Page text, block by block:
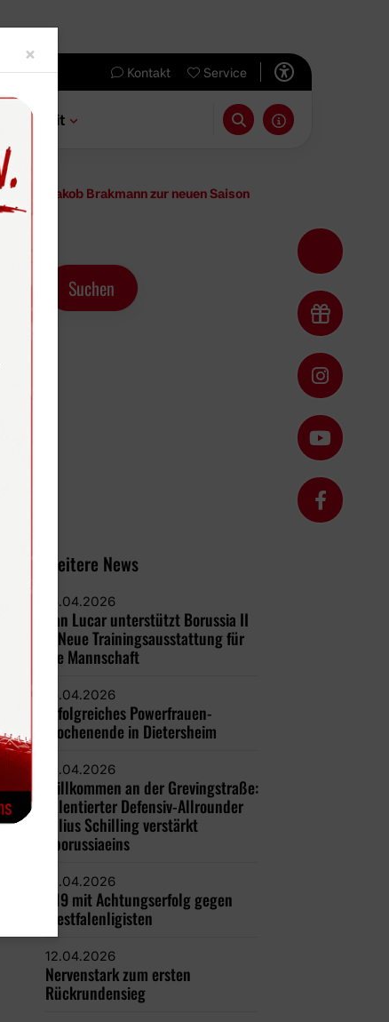
Kontakt Service
& Freizeit
mit Jakob Brakmann zur neuen Saison
Weitere News
15.04.2026
San Lucar unterstützt Borussia II
– Neue Trainingsausstattung für
die Mannschaft
15.04.2026
Erfolgreiches Powerfrauen-
Wochenende in Dietersheim
13.04.2026
Willkommen an der Grevingstraße:
Talentierter Defensiv-Allrounder
Julius Schilling verstärkt
#borussiaeins
12.04.2026
U19 mit Achtungserfolg gegen
Westfalenligisten
12.04.2026
Nervenstark zum ersten
Rückrundensieg
× Close